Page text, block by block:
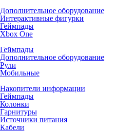
Дополнительное оборудование
Интерактивные фигурки
Геймпады
Xbox One
Геймпады
Дополнительное оборудование
Рули
Мобильные
Накопители информации
Геймпады
Колонки
Гарнитуры
Источники питания
Кабели